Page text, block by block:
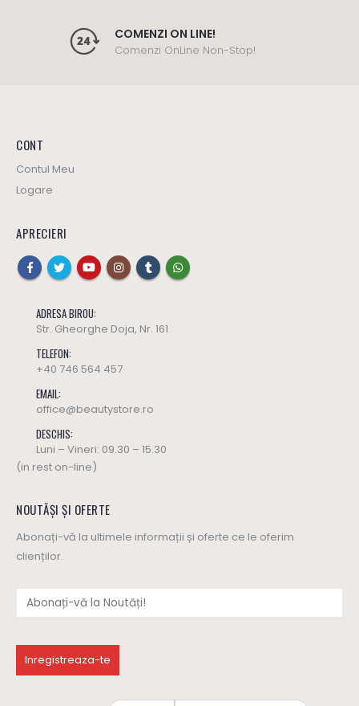
137lei
COMENZI ON LINE!
Comenzi OnLine Non-Stop!
CONT
Contul Meu
Logare
APRECIERI
ADRESA BIROU:
Str. Gheorghe Doja, Nr. 161
TELEFON:
+40 746 564 457
EMAIL:
office@beautystore.ro
DESCHIS:
Luni – Vineri: 09.30 – 15.30
(in rest on-line)
NOUTĂȘI ȘI OFERTE
Abonați-vă la ultimele informații și oferte ce le oferim
clienților.